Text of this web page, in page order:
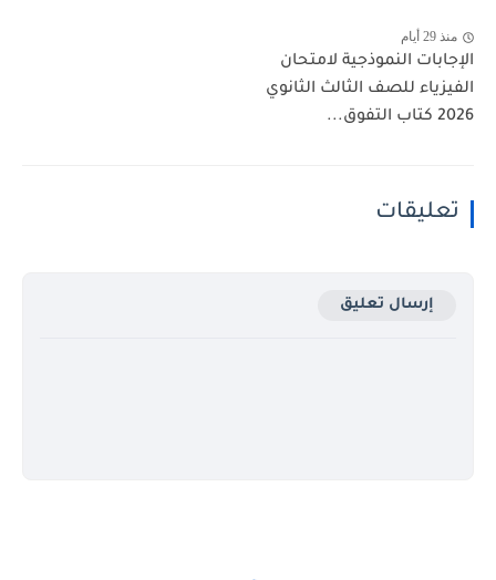
منذ 29 أيام
الإجابات النموذجية لامتحان
الفيزياء للصف الثالث الثانوي
2026 كتاب التفوق...
تعليقات
إرسال تعليق